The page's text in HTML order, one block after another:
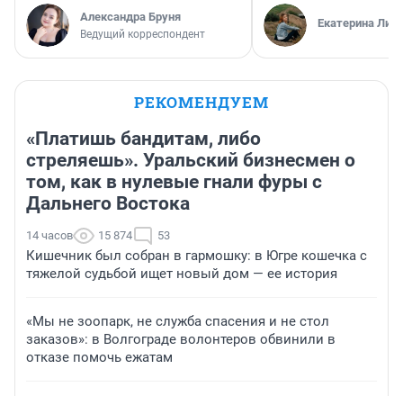
Александра Бруня
Ведущий корреспондент
Екатерина
РЕКОМЕНДУЕМ
«Платишь бандитам, либо
стреляешь». Уральский бизнесмен о
том, как в нулевые гнали фуры с
Дальнего Востока
14 часов 15 874 53
Кишечник был собран в гармошку: в Югре кошечка с
тяжелой судьбой ищет новый дом — ее история
«Мы не зоопарк, не служба спасения и не стол
заказов»: в Волгограде волонтеров обвинили в
отказе помочь ежатам